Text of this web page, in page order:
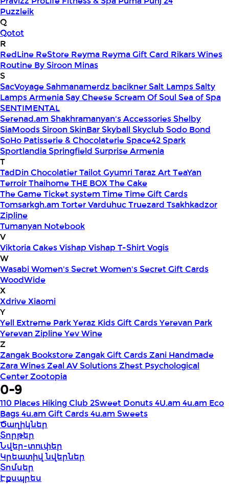
Puzzleik
Q
Qotot
R
RedLine ReStore Reyma Reyma Gift Card Rikars Wines
Routine By Siroon Minas
S
SacVoyageSahmanamerdz baciknerSalt LampsSalty
Lamps ArmeniaSay CheeseScream Of SoulSea of Spa
SENTIMENTAL
Serenad.am Shakhramanyan's AccessoriesShelby
SiaMoodsSiroon SkinBarSkyballSkyclub Sodo Bond
SoHo Patisserie & ChocolaterieSpace42Spark
SportlandiaSpringfield Surprise Armenia
T
TadDin ChocolatierTailot GyumriTaraz ArtTeaYan
TerroirThaihomeTHE BOXThe Cake
The GameTicket system TimeTime Gift Cards
Tomsarkgh.am Torter VarduhucTruezard Tsakhkadzor
Zipline
Tumanyan Notebook
V
Viktoria CakesVishap Vishap T-ShirtVogis
W
WasabiWomen's SecretWomen's Secret Gift Cards
WoodWide
X
XdriveXiaomi
Y
Yell Extreme ParkYeraz Kids Gift CardsYerevan Park
Yerevan ZiplineYev Wine
Z
Zangak BookstoreZangak Gift CardsZani Handmade
Zara WinesZeal AV SolutionsZhest Psychological
CenterZootopia
0-9
110 Places Hiking Club 2Sweet Donuts4U.am 4u.am Eco
Bags4u.am Gift Cards4u.am Sweets
Ծաղիկներ
Տորթեր
Նվեր-տուփեր
Կրեատիվ նվերներ
Տոմսեր
Էքսպրես